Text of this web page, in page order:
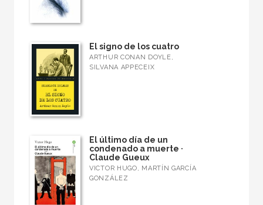
El signo de los cuatro
ARTHUR CONAN DOYLE,
SILVANA APPECEIX
El último día de un
condenado a muerte ·
Claude Gueux
VICTOR HUGO, MARTÍN GARCÍA
GONZÁLEZ